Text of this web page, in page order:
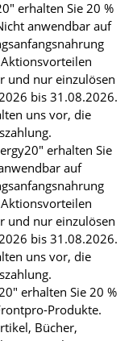
erhalten Sie 20 %
anwendbar auf
und nur einzulösen
bis 31.08.2026.
uns vor, die
erhalten Sie
auf
und nur einzulösen
bis 31.08.2026.
uns vor, die
erhalten Sie 20 %
Produkte.
Bücher,